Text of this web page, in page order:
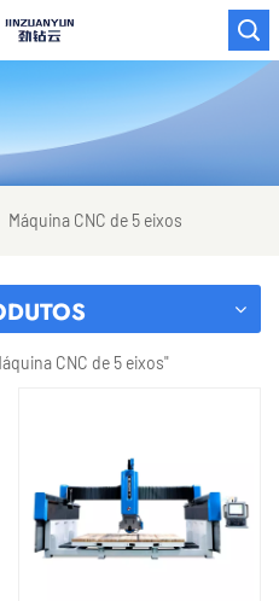
Máquina CNC de 5 eixos
CNC de 5 eixos"